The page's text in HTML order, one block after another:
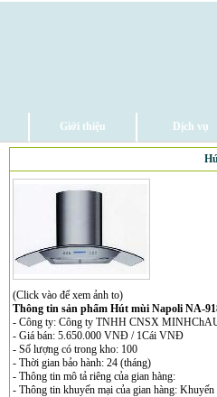
Giới thiệu Dịch vụ
(Click vào để xem ảnh to)
Thông tin sản phẩm Hút mùi Napoli NA-
- Công ty: Công ty TNHH CNSX
- Giá bán: 5.650.000 VNĐ / 1Cái VNĐ
- Số lượng có trong kho: 100
- Thời gian bảo hành: 24 (tháng)
- Thông tin mô tả riêng của gian hàng:
- Thông tin khuyến mại của gian hàng: